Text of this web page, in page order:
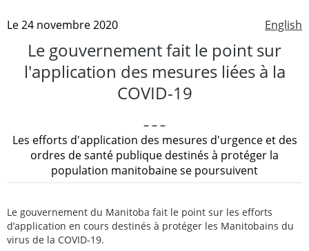
English
Le 24 novembre 2020
Le gouvernement fait le point sur
l'application des mesures liées à la
COVID-19
– – –
Les efforts d'application des mesures d'urgence et des
ordres de santé publique destinés à protéger la
population manitobaine se poursuivent
Le gouvernement du Manitoba fait le point sur les efforts
d’application en cours destinés à protéger les Manitobains du
virus de la COVID-19.